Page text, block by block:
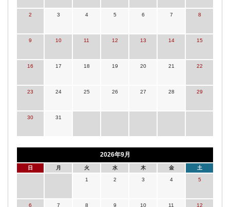
2 3 4 5 6 7 8
9 10 11 12 13 14 15
16 17 18 19 20 21 22
23 24 25 26 27 28 29
30 31
2026年9月
日 月 火 水 木 金 土
1 2 3 4 5
6 7 8 9 10 11 12